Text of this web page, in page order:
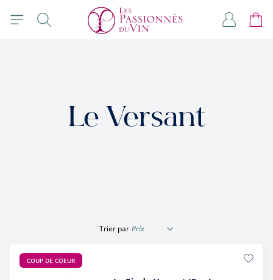
Rechercher
Mon
Le Versant
Trier par
COUP DE COEUR